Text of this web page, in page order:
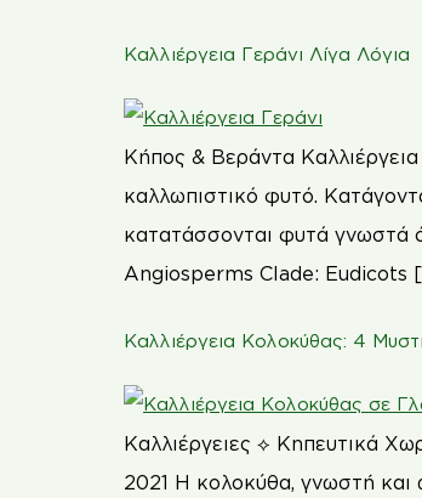
Καλλιέργεια Γεράνι Λίγα Λόγια
Κήπος & Βεράντα
καλλωπιστικό φυτό.
κατατάσσονται φυτά γνωστά
Angiosperms Clade: Eudicots
Καλλιέργεια Κολοκύθας: 4
Καλλιέργειες ⟡ Κηπευτικά
2021 Η κολοκύθα, γνωστή και